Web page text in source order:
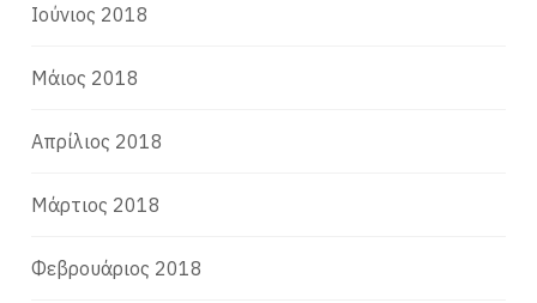
Ιούνιος 2018
Μάιος 2018
Απρίλιος 2018
Μάρτιος 2018
Φεβρουάριος 2018